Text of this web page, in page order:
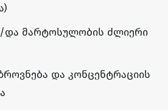
და მარტოსულობის ძლიერი
და კონცენტრაციის